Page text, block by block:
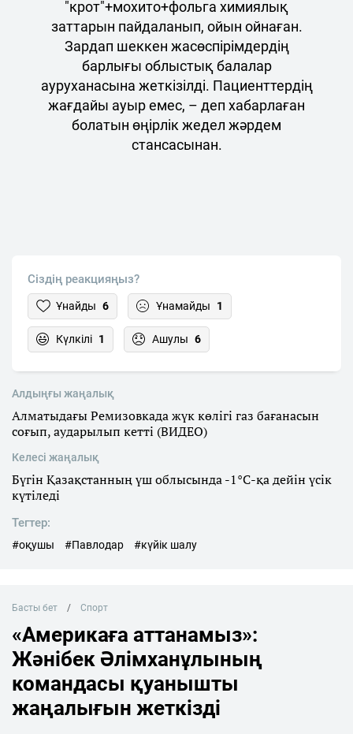
"крот"+мохито+фольга химиялық
заттарын пайдаланып, ойын ойнаған.
Зардап шеккен жасөспірімдердің
барлығы облыстық балалар
ауруханасына жеткізілді. Пациенттердің
жағдайы ауыр емес, – деп хабарлаған
болатын өңірлік жедел жәрдем
стансасынан.
Сіздің реакцияңыз?
Ұнайды 6 Ұнамайды 1
Күлкілі 1 Ашулы 6
Алдыңғы жаңалық
Алматыдағы Ремизовкада жүк көлігі газ бағанасын
соғып, аударылып кетті (ВИДЕО)
Келесі жаңалық
Бүгін Қазақстанның үш облысында -1°С-қа дейін үсік
күтіледі
Тегтер:
#оқушы #Павлодар #күйік шалу
Басты бет Спорт
«Америкаға аттанамыз»:
Жәнібек Әлімханұлының
командасы қуанышты
жаңалығын жеткізді